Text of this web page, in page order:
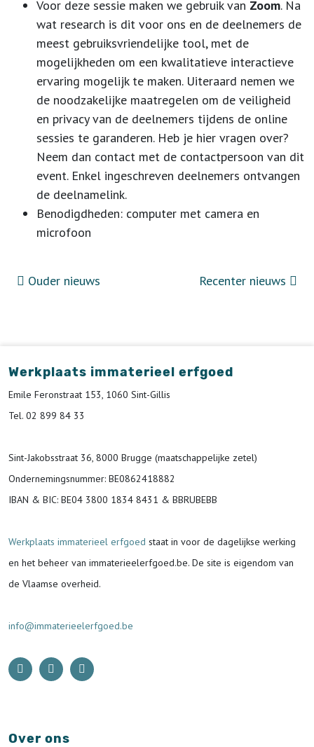
Voor deze sessie maken we gebruik van Zoom. Na
wat research is dit voor ons en de deelnemers de
meest gebruiksvriendelijke tool, met de
mogelijkheden om een kwalitatieve interactieve
ervaring mogelijk te maken. Uiteraard nemen we
de noodzakelijke maatregelen om de veiligheid
en privacy van de deelnemers tijdens de online
sessies te garanderen. Heb je hier vragen over?
Neem dan contact met de contactpersoon van dit
event. Enkel ingeschreven deelnemers ontvangen
de deelnamelink.
Benodigdheden: computer met camera en
microfoon
Ouder nieuws Recenter nieuws
Werkplaats immaterieel erfgoed
Emile Feronstraat 153, 1060 Sint-Gillis
Tel. 02 899 84 33
Sint-Jakobsstraat 36, 8000 Brugge (maatschappelijke zetel)
Ondernemingsnummer: BE0862418882
IBAN & BIC: BE04 3800 1834 8431 & BBRUBEBB
Werkplaats immaterieel erfgoed staat in voor de dagelijkse werking
en het beheer van immaterieelerfgoed.be. De site is eigendom van
de Vlaamse overheid.
info@immaterieelerfgoed.be
Over ons